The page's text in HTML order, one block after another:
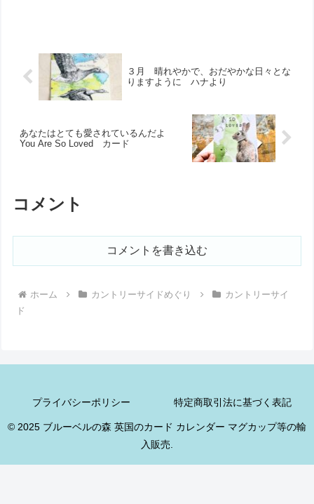
３月 晴れやかで、おだやかな日々とな
りますように ハナより
あなたはとても愛されているんだよ
You Are So Loved カード
コメント
コメントを書き込む
ホーム カントリーサイドめぐり
カントリーサイ
ド
プライバシーポリシー 特定商取引法に基づく表記
© 2025 ブルーベルの森 英国のカード カレンダー マグカップ等の輸
入販売.